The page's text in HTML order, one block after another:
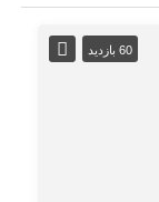
60 بازدید